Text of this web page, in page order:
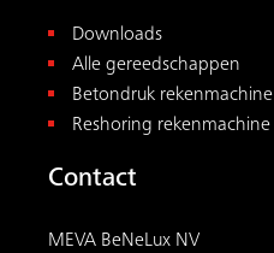
Downloads
Alle gereedschappen
Betondruk rekenmachine
Reshoring rekenmachine
Contact
MEVA BeNeLux NV